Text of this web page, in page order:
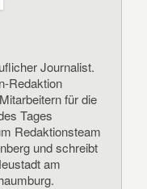
Journalist.
Redaktion
für die
Tages
Redaktionsteam
und schreibt
am